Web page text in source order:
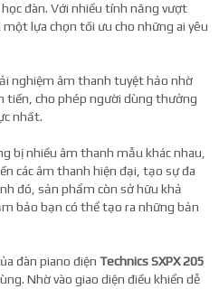
đàn. Với nhiều tính năng vượt
lựa chọn tối ưu cho những ai yêu
nghiệm âm thanh tuyệt hảo nhờ
tiến, cho phép người dùng thưởng
nhất.
bị nhiều âm thanh mẫu khác nhau,
các âm thanh hiện đại, tạo sự đa
đó, sản phẩm còn sở hữu khả
bảo bạn có thể tạo ra những bản
đàn piano điện Technics SXPX 205
Nhờ vào giao diện điều khiển dễ